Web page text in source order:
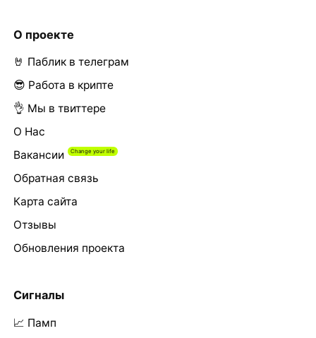
О проекте
🤘 Паблик в телеграм
😎 Работа в крипте
👌 Мы в твиттере
О Нас
Вакансии
Обратная связь
Карта сайта
Отзывы
Обновления проекта
Сигналы
📈 Памп